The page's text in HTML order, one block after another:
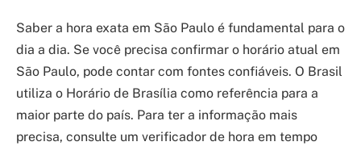
Saber a hora exata em São Paulo é fundamental para o
dia a dia. Se você precisa confirmar o horário atual em
São Paulo, pode contar com fontes confiáveis. O Brasil
utiliza o Horário de Brasília como referência para a
maior parte do país. Para ter a informação mais
precisa, consulte um verificador de hora em tempo